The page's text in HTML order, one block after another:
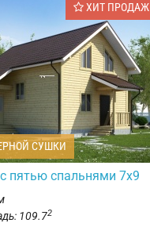
ХИТ ПРОДАЖ
СУШКИ
пятью спальнями 7х9
109.72